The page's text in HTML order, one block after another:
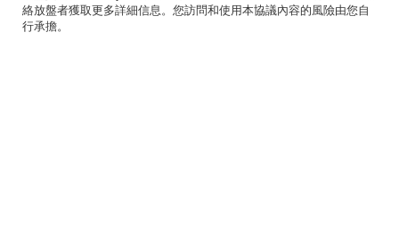
絡放盤者獲取更多詳細信息。您訪問和使用本協議內容的風險由您自
行承擔。